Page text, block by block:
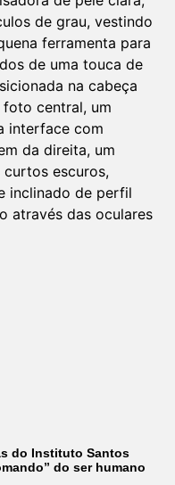
do Instituto Santos
do ser humano